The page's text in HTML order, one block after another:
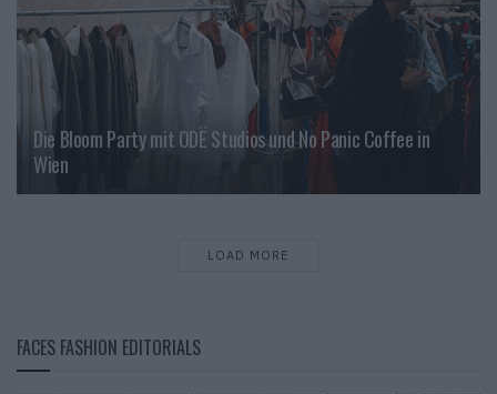
Die Bloom Party mit ODË Studios und No Panic Coffee in
Wien
LOAD MORE
FACES FASHION EDITORIALS